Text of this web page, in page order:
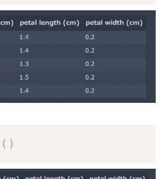
( )